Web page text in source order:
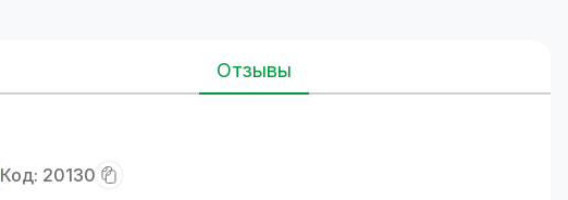
Отзывы
Код: 20130